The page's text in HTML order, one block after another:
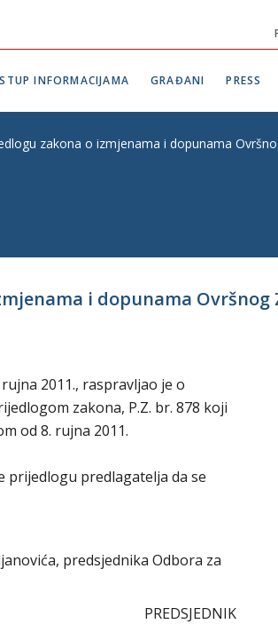
INFORMACIJAMA GRAĐANI PRESS
zakona o izmjenama i dopunama
i dopunama Ovršnog
2011., raspravljao je o
zakona, P.Z. br. 878 koji
od 8. rujna 2011.
prijedlogu predlagatelja da se
predsjednika Odbora za
PREDSJEDNIK